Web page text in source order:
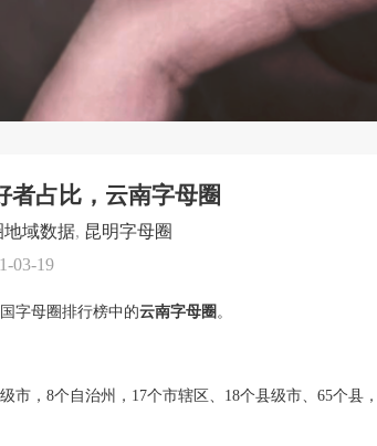
者占比，云南字母圈
地域数据, 昆明字母圈
03-19
字母圈排行榜中的云南字母圈 。
市，8个自治州，17个市辖区、18个县级市、65个县，